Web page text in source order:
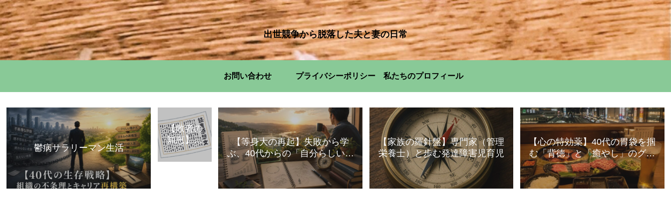
出世競争から脱落した夫と妻の日常
お問い合わせ プライバシーポリシー 私たちのプロフィール
鬱病サラリーマン生活
【敗者の
知恵】古
典・歴史
から学ぶ
【等身大の再起】失敗から学
ぶ、40代からの「自分らしい」
暮らし方
【家族の羅針盤】専門家（管理
栄養士）と歩む発達障害児育児
【心の特効薬】40代の胃袋を掴
む「背徳」と「癒やし」のグル
メ